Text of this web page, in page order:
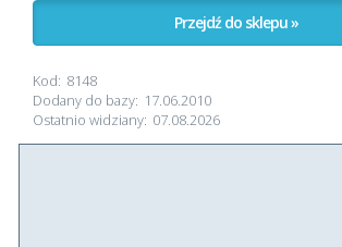
Przejdź do sklepu »
Kod: 8148
Dodany do bazy: 17.06.2010
Ostatnio widziany: 07.08.2026